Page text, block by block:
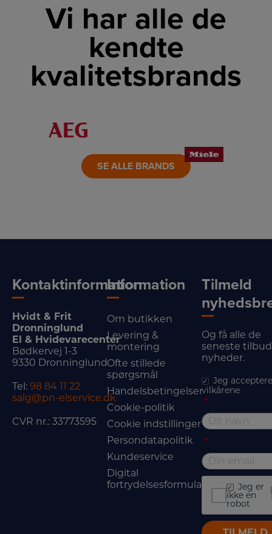
Vi har alle de
kendte
kvalitetsbrands
LINK
SE ALLE BRANDS
Kontaktinformation
Hvidt & Frit
Dronninglund
El & Hvidevarecenter
Bødkervej 1-3
9330 Dronninglund
Tel: 98 84 11 22
salg@pn-elservice.dk
CVR nr.: 33773595
Information
Om butikken
Levering &
montering
Ofte stillede
spørgsmål
Handelsbetingelser
Cookie-politik
Cookie indstillinger
Persondatapolitik
Kundeservice
Digital
fortrydelsesformular
Tilmeld
Og få alle de
seneste
nyheder.
Jeg
vilkårene
*
*
Jeg er
ikke en
robot